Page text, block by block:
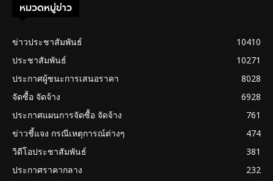
หมวดหมู่ข่าว
ข่าวประชาสัมพันธ์
10410
ประชาสัมพันธ์
10271
ประกาศผู้ชนะการเสนอราคา
8028
จัดซื้อ จัดจ้าง
6928
ประกาศแผนการจัดซื้อ จัดจ้าง
761
ข่าวชี้แจง กรณีเหตุการณ์ต่างๆ
474
วิดีโอประชาสัมพันธ์
381
ประกาศราคากลาง
232